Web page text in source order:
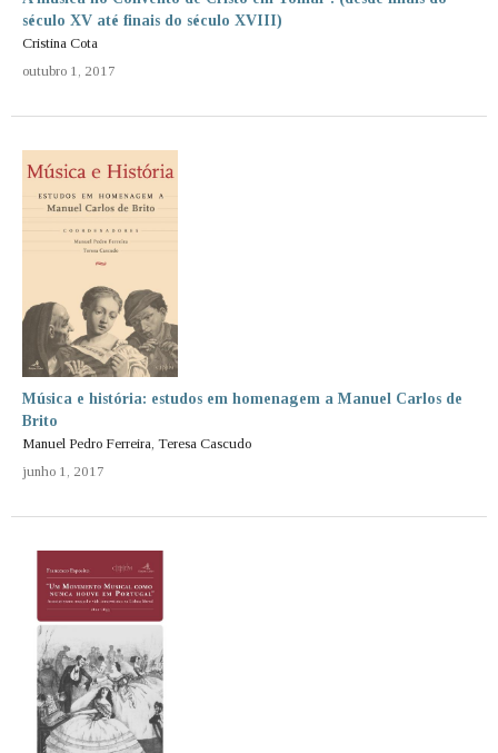
século XV até finais do século XVIII)
Cristina Cota
outubro 1, 2017
Música e história: estudos em homenagem a Manuel Carlos de
Brito
Manuel Pedro Ferreira, Teresa Cascudo
junho 1, 2017